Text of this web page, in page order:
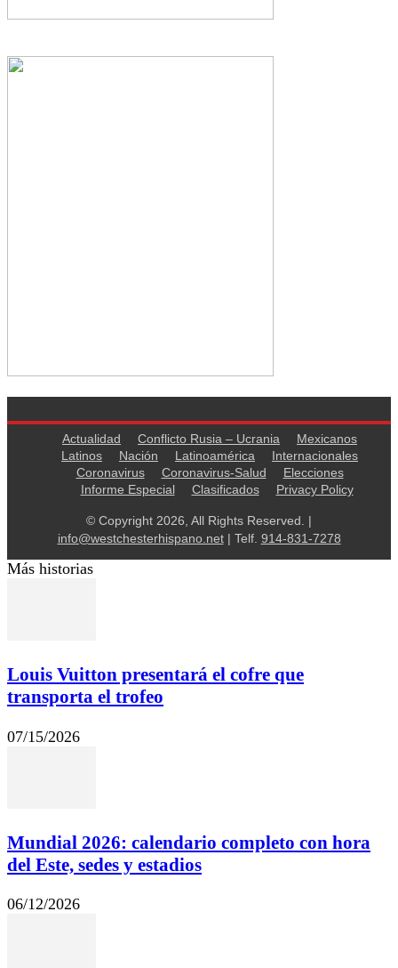
Actualidad Conflicto Rusia – Ucrania
Mexicanos
Latinos
Nación Latinoamérica
Internacionales
Coronavirus
Coronavirus-Salud
Elecciones
Informe Especial
Clasificados Privacy Policy
© Copyright 2026, All Rights Reserved. |
info@westchesterhispano.net| Telf. 914-831-7278
Más historias
Louis Vuitton presentará el cofre que
transporta el trofeo
07/15/2026
Mundial 2026: calendario completo con hora
del Este, sedes y estadios
06/12/2026